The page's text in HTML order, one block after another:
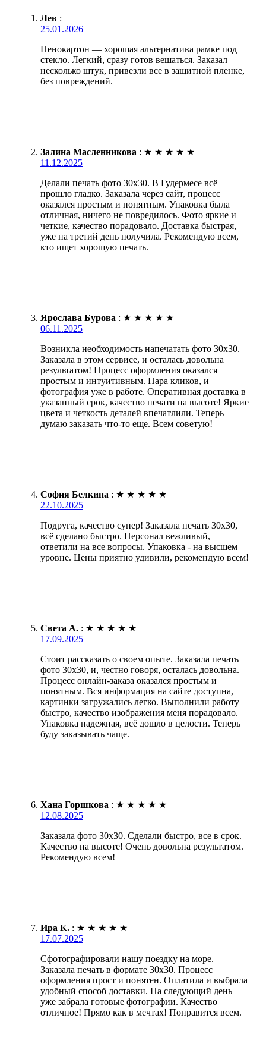
Лев :
25.01.2026
Пенокартон — хорошая альтернатива рамке под
стекло. Легкий, сразу готов вешаться. Заказал
несколько штук, привезли все в защитной пленке,
без повреждений.
Залина Масленникова : ★ ★ ★ ★ ★
11.12.2025
Делали печать фото 30х30. В Гудермесе всё
прошло гладко. Заказала через сайт, процесс
оказался простым и понятным. Упаковка была
отличная, ничего не повредилось. Фото яркие и
четкие, качество порадовало. Доставка быстрая,
уже на третий день получила. Рекомендую всем,
кто ищет хорошую печать.
Ярослава Бурова : ★ ★ ★ ★ ★
06.11.2025
Возникла необходимость напечатать фото 30х30.
Заказала в этом сервисе, и осталась довольна
результатом! Процесс оформления оказался
простым и интуитивным. Пара кликов, и
фотография уже в работе. Оперативная доставка в
указанный срок, качество печати на высоте! Яркие
цвета и четкость деталей впечатлили. Теперь
думаю заказать что-то еще. Всем советую!
София Белкина : ★ ★ ★ ★ ★
22.10.2025
Подруга, качество супер! Заказала печать 30х30,
всё сделано быстро. Персонал вежливый,
ответили на все вопросы. Упаковка - на высшем
уровне. Цены приятно удивили, рекомендую всем!
Света А. : ★ ★ ★ ★ ★
17.09.2025
Стоит рассказать о своем опыте. Заказала печать
фото 30х30, и, честно говоря, осталась довольна.
Процесс онлайн-заказа оказался простым и
понятным. Вся информация на сайте доступна,
картинки загружались легко. Выполнили работу
быстро, качество изображения меня порадовало.
Упаковка надежная, всё дошло в целости. Теперь
буду заказывать чаще.
Хана Горшкова : ★ ★ ★ ★ ★
12.08.2025
Заказала фото 30х30. Сделали быстро, все в срок.
Качество на высоте! Очень довольна результатом.
Рекомендую всем!
Ира К. : ★ ★ ★ ★ ★
17.07.2025
Сфотографировали нашу поездку на море.
Заказала печать в формате 30х30. Процесс
оформления прост и понятен. Оплатила и выбрала
удобный способ доставки. На следующий день
уже забрала готовые фотографии. Качество
отличное! Прямо как в мечтах! Понравится всем.